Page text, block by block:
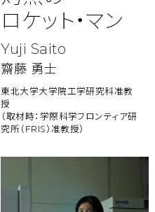
ロケット・マン
Yuji Saito
齋藤 勇士
東北大学大学院工学研究科准教
授
（取材時：学際科学フロンティア研
究所（FRIS）准教授）